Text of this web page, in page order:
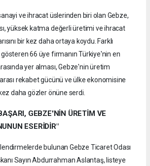
ve ihracat üslerinden biri olan Gebze,
yüksek katma değerli üretimi ve ihracat
bir kez daha ortaya koydu. Farklı
66 üye firmanın Türkiye'nin en
yer alması, Gebze'nin üretim
rekabet gücünü ve ülke ekonomisine
kez daha gözler önüne serdi.
GEBZE'NİN ÜRETİM VE
ESERİDİR"
bulunan Gebze Ticaret Odası
Sayın Abdurrahman Aslantaş, listeye